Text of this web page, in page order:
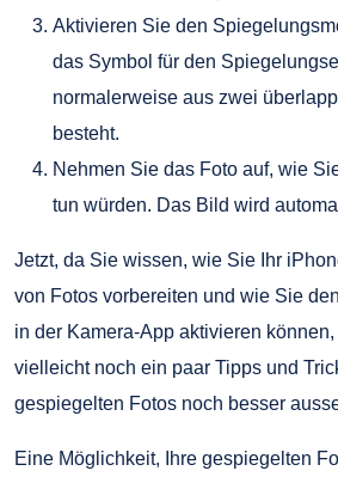
Aktivieren Sie den
das Symbol für den
normalerweise aus zwei
besteht.
Nehmen Sie das Foto auf, wie
tun würden. Das Bild wird
Jetzt, da Sie wissen, wie Sie Ihr
von Fotos vorbereiten und wie Sie
in der Kamera-App aktivieren
vielleicht noch ein paar Tipps und
gespiegelten Fotos noch besser
Eine Möglichkeit, Ihre gespiegelten